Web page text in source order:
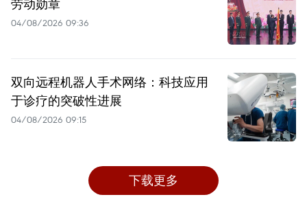
劳动勋章
04/08/2026 09:36
双向远程机器人手术网络：科技应用
于诊疗的突破性进展
04/08/2026 09:15
下载更多